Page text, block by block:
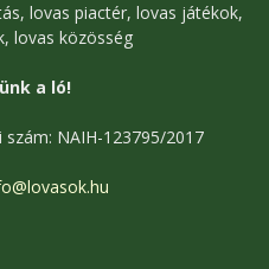
lovas piactér, lovas játékok,
lovas közösség
a ló!
NAIH-123795/2017